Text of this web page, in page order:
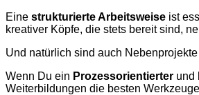
Eine strukturierte Arbeitsweise ist
kreativer Köpfe, die stets bereit sind,
Und natürlich sind auch
Wenn Du ein Prozessorientierter und
Weiterbildungen die besten